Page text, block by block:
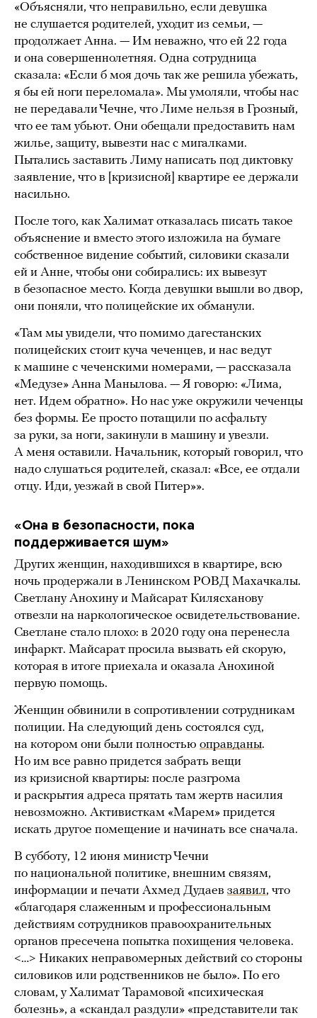
«Объясняли, что неправильно, если девушка
не слушается родителей, уходит из семьи, —
продолжает Анна. — Им неважно, что ей 22 года
и она совершеннолетняя. Одна сотрудница
сказала: «Если б моя дочь так же решила убежать,
я бы ей ноги переломала». Мы умоляли, чтобы нас
не передавали Чечне, что Лиме нельзя в Грозный,
что ее там убьют. Они обещали предоставить нам
жилье, защиту, вывезти нас с мигалками.
Пытались заставить Лиму написать под диктовку
заявление, что в [кризисной] квартире ее держали
насильно.
После того, как Халимат отказалась писать такое
объяснение и вместо этого изложила на бумаге
собственное видение событий, силовики сказали
ей и Анне, чтобы они собирались: их вывезут
в безопасное место. Когда девушки вышли во двор,
они поняли, что полицейские их обманули.
«Там мы увидели, что помимо дагестанских
полицейских стоит куча чеченцев, и нас ведут
к машине с чеченскими номерами, — рассказала
«Медузе» Анна Манылова. — Я говорю: «Лима,
нет. Идем обратно». Но нас уже окружили чеченцы
без формы. Ее просто потащили по асфальту
за руки, за ноги, закинули в машину и увезли.
А меня оставили. Начальник, который говорил, что
надо слушаться родителей, сказал: «Все, ее отдали
отцу. Иди, уезжай в свой Питер»».
«Она в безопасности, пока
поддерживается шум»
Других женщин, находившихся в квартире, всю
ночь продержали в Ленинском РОВД Махачкалы.
Светлану Анохину и Майсарат Килясханову
отвезли на наркологическое освидетельствование.
Светлане стало плохо: в 2020 году она перенесла
инфаркт. Майсарат просила вызвать ей скорую,
которая в итоге приехала и оказала Анохиной
первую помощь.
Женщин обвинили в сопротивлении сотрудникам
полиции. На следующий день состоялся суд,
на котором они были полностью оправданы.
Но им все равно придется забрать вещи
из кризисной квартиры: после разгрома
и раскрытия адреса прятать там жертв насилия
невозможно. Активисткам «Марем» придется
искать другое помещение и начинать все сначала.
В субботу, 12 июня министр Чечни
по национальной политике, внешним связям,
информации и печати Ахмед Дудаев заявил, что
«благодаря слаженным и профессиональным
действиям сотрудников правоохранительных
органов пресечена попытка похищения человека.
<…> Никаких неправомерных действий со стороны
силовиков или родственников не было». По его
словам, у Халимат Тарамовой «психическая
болезнь», а «скандал раздули» «представители так